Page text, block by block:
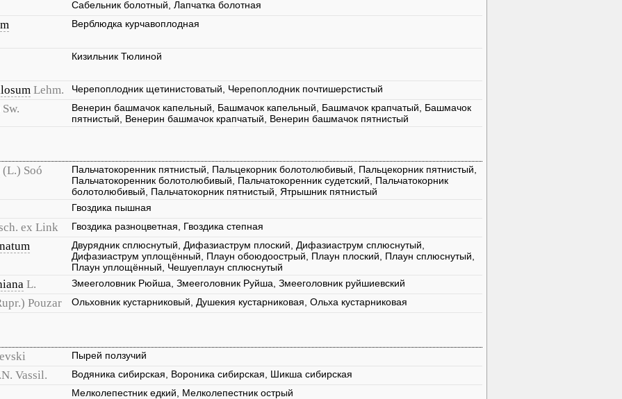
Сабельник болотный, Лапчатка болотная
Верблюдка курчавоплодная
Кизильник Тюлиной
Lehm.
Черепоплодник щетинистоватый, Черепоплодник почтишерстистый
Sw.
Венерин башмачок капельный, Башмачок капельный, Башмачок крапчатый, Башмачок
пятнистый, Венерин башмачок крапчатый, Венерин башмачок пятнистый
(L.) Soó
Пальчатокоренник пятнистый, Пальцекорник болотолюбивый, Пальцекорник пятнистый,
Пальчатокоренник болотолюбивый, Пальчатокоренник судетский, Пальчатокорник
болотолюбивый, Пальчатокорник пятнистый, Ятрышник пятнистый
Гвоздика пышная
ex Link
Гвоздика разноцветная, Гвоздика степная
Двурядник сплюснутый, Дифазиаструм плоский, Дифазиаструм сплюснутый,
Дифазиаструм уплощённый, Плаун обоюдоострый, Плаун плоский, Плаун сплюснутый,
Плаун уплощённый, Чешуеплаун сплюснутый
L.
Змееголовник Рюйша, Змееголовник Руйша, Змееголовник руйшиевский
Pouzar Ольховник кустарниковый, Душекия кустарниковая, Ольха кустарниковая
Пырей ползучий
Vassil.
Водяника сибирская, Вороника сибирская, Шикша сибирская
Мелколепестник едкий, Мелколепестник острый